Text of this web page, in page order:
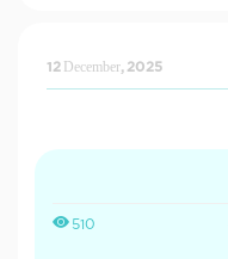
12 December, 2025
510